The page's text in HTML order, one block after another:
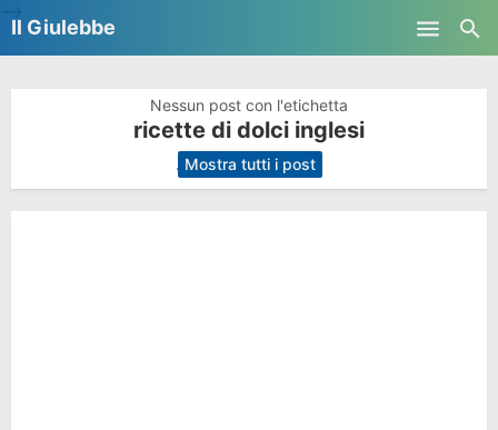
Il Giulebbe
Nessun post con l'etichetta
ricette di dolci inglesi
. Mostra tutti i post